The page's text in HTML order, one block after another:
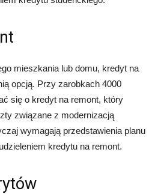
mieszkania lub domu, kredyt na
opcją. Przy zarobkach 4000
się o kredyt na remont, który
związane z modernizacją
wymagają przedstawienia planu
kredytu na remont.